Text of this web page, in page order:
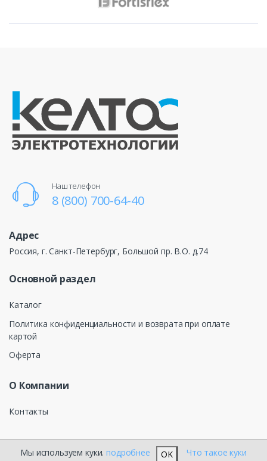
Наш телефон
8 (800) 700-64-40
Адрес
Россия, г. Санкт-Петербург, Большой пр. В.О. д.74
Основной раздел
Каталог
Политика конфиденциальности и возврата при оплате
картой
Оферта
О Компании
Контакты
Мы используем куки.подробнее OK Что такое куки